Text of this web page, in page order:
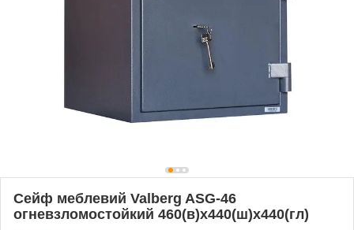
Сейф меблевий Valberg ASG-46
огневзломостойкий 460(в)х440(ш)х440(гл)